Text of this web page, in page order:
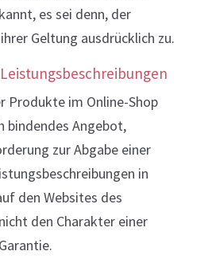
es sei denn, der
Geltung ausdrücklich zu.
Produkte im Online-Shop
bindendes Angebot,
zur Abgabe einer
in
den Websites des
den Charakter einer